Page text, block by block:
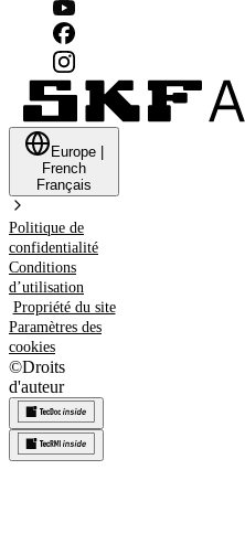
Europe
French
Français
Politique de
confidentialité
Conditions
d’utilisation
Propriété du site
Paramètres des
cookies
©Droits
d'auteur